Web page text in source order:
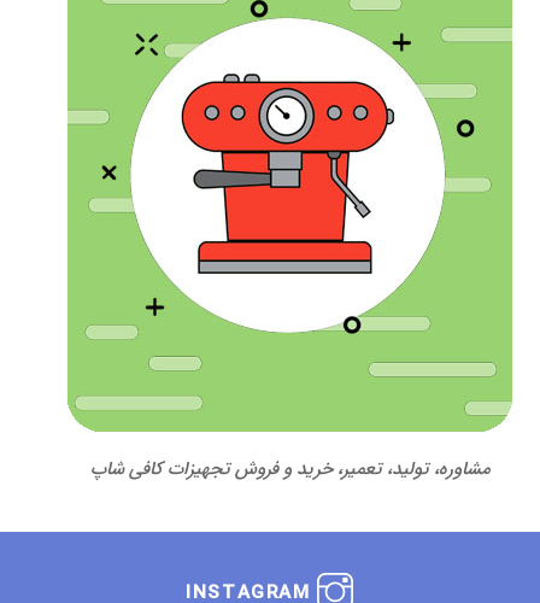
مشاوره، تولید، تعمیر، خرید و فروش تجهیزات کافی شاپ
INSTAGRAM